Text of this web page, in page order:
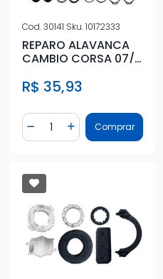
Cod.30141 Sku.10172333
REPARO ALAVANCA
CAMBIO CORSA 07/
2.0 8V
R$ 35,93
Diminuir Quantidade
Quantidade
Adicionar Quantidade
Comprar